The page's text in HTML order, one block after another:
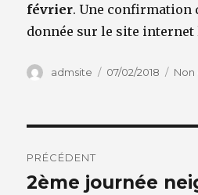
février. Une confirmation
donnée sur le site internet
Auteur
admsite
Publié
07/02/2018 Non
de
PRÉCÉDENT
Article
2ème journée